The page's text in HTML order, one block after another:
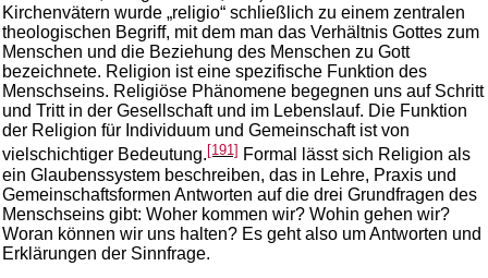
Kirchenvätern wurde „religio“ schließlich zu einem zentralen
theologischen Begriff, mit dem man das Verhältnis Gottes zum
Menschen und die Beziehung des Menschen zu Gott
bezeichnete. Religion ist eine spezifische Funktion des
Menschseins. Religiöse Phänomene begegnen uns auf Schritt
und Tritt in der Gesellschaft und im Lebenslauf. Die Funktion
der Religion für Individuum und Gemeinschaft ist von
vielschichtiger Bedeutung.[191] Formal lässt sich Religion als
ein Glaubenssystem beschreiben, das in Lehre, Praxis und
Gemeinschaftsformen Antworten auf die drei Grundfragen des
Menschseins gibt: Woher kommen wir? Wohin gehen wir?
Woran können wir uns halten? Es geht also um Antworten und
Erklärungen der Sinnfrage.